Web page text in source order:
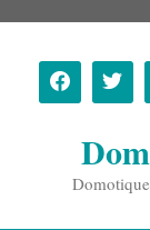
contenu